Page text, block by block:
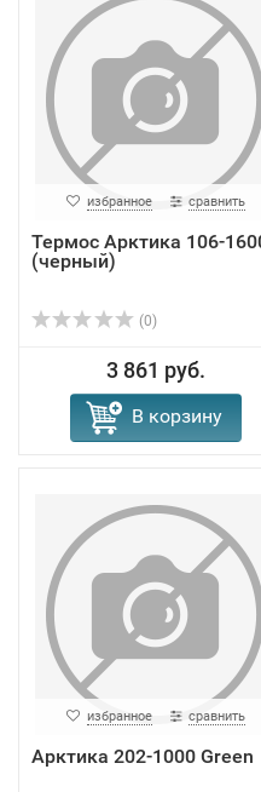
избранное сравнить
Термос Арктика 106-
(черный)
(0)
3 861 руб.
В корзину
избранное сравнить
Арктика 202-1000 Green